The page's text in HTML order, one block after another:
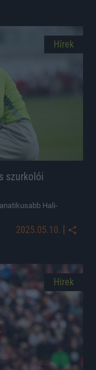
Hírek
szurkolói
Hali-
2025.05.10. |
Hírek